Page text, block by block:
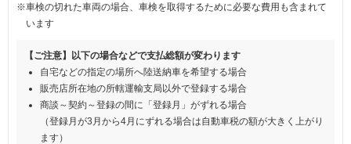
※車検の切れた車両の場合、車検を取得するために必要な費用も含まれて
います
【ご注意】以下の場合などで支払総額が変わります
自宅などの指定の場所へ陸送納車を希望する場合
販売店所在地の所轄運輸支局以外で登録する場合
商談～契約～登録の間に「登録月」がずれる場合
（登録月が3月から4月にずれる場合は自動車税の額が大きく上がり
ます）